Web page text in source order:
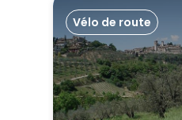
Vélo de route